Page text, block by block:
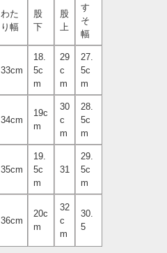
わた
り幅
股
下
股
上
す
そ
幅
33cm
18.
5c
m
29
c
m
27.
5c
m
34cm
19c
m
30
c
m
28.
5c
m
35cm
19.
5c
m
31
29.
5c
m
36cm
20c
m
32
c
m
30.
5